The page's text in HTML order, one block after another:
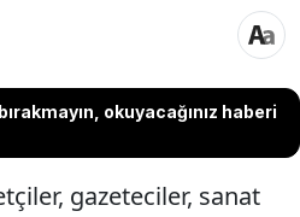
okuyacağınız haberi
gazeteciler, sanat